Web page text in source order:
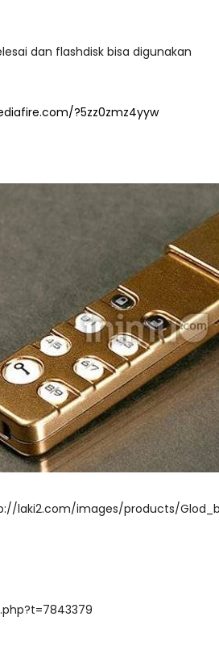
dan flashdisk bisa digunakan
?5zz0zmz4yyw